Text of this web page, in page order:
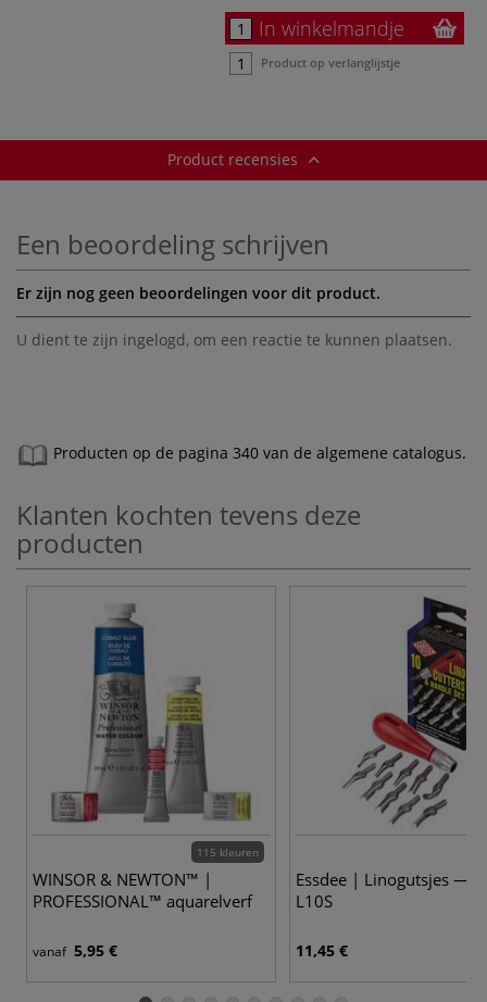
In winkelmandje
Product op verlanglijstje
Product recensies
Een beoordeling schrijven
Er zijn nog geen beoordelingen voor dit product.
U dient te zijn ingelogd, om een reactie te kunnen plaatsen.
Producten op de pagina 340 van de algemene catalogus.
Klanten kochten tevens deze
producten
115 kleuren
WINSOR & NEWTON™ |
PROFESSIONAL™ aquarelverf
vanaf 5,95 €
Essdee | Linogutsjes —
L10S
11,45 €